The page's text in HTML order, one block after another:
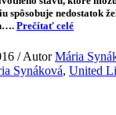
spôsobuje nedostatok
Prečítať celé
/ AutorMária
Synáková, United